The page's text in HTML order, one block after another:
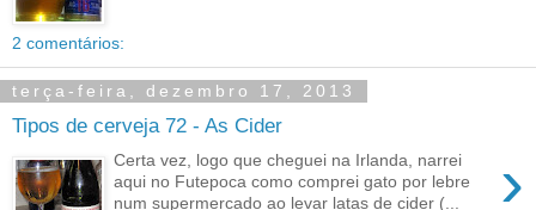
2 comentários:
terça-feira, dezembro 17, 2013
Tipos de cerveja 72 - As Cider
›
Certa vez, logo que cheguei na Irlanda, narrei
aqui no Futepoca como comprei gato por lebre
num supermercado ao levar latas de cider (...